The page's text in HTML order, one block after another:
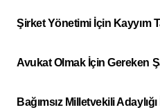
Şirket Yönetimi İçin Kayyım
Avukat Olmak İçin Gereken
Bağımsız Milletvekili